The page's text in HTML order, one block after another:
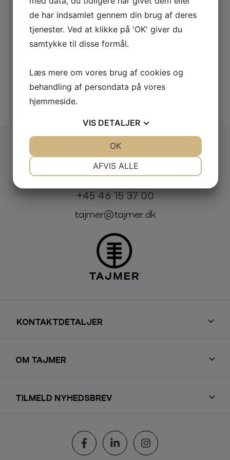
Udforsk alle
Booking og forespørgsel:
Telefon:
+45 46 15 37 00
E-mail:
tajmer@tajmer.dk
KONTAKTDETALJER
OM TAJMER
TILMELD NYHEDSBREV
Følg os
de har indsamlet gennem din brug af deres
tjenester. Ved at klikke på 'OK' giver du
samtykke til disse formål.
Læs mere om vores brug af cookies og
behandling af persondata på vores
hjemmeside.
VIS DETALJER
MARKETING STATISTIK
AFVIS ALLE
OK